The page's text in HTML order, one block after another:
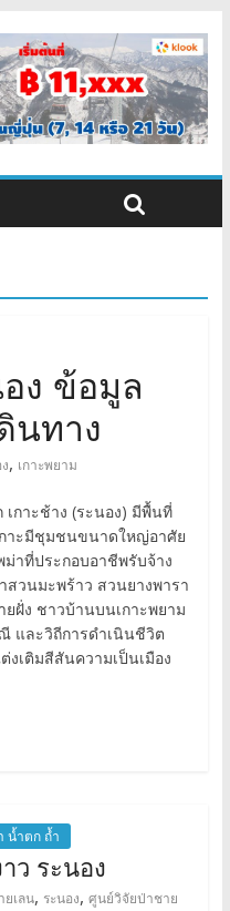
ง ข้อมูล
นทาง
, เกาะพยาม
เกาะช้าง (ระนอง) มีพื้นที่
าะมีชุมชนขนาดใหญ่อาศัย
าที่ประกอบอาชีพรับจ้าง
วนมะพร้าว สวนยางพารา
ฝั่ง ชาวบ้านบนเกาะพยาม
และวิถีการดำเนินชีวิต
งเติมสีสันความเป็นเมือง
น้ำตก ถ้ำ
ว ระนอง
เลน, ระนอง, ศูนย์วิจัยป่าชาย